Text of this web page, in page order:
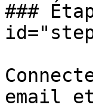
###
email